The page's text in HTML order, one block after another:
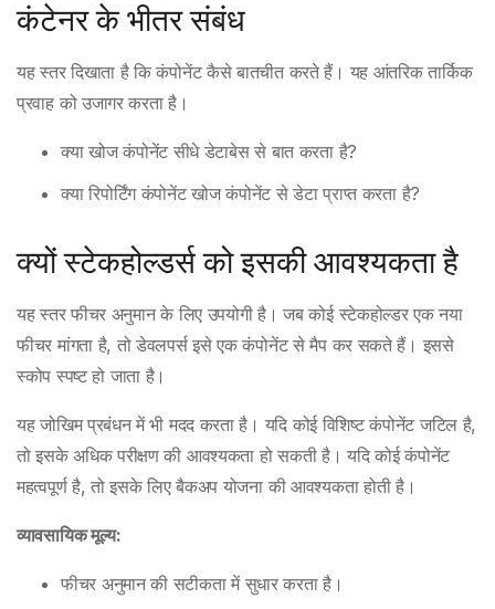
कंटेनर के भीतर संबंध
यह स्तर दिखाता है कि कंपोनेंट कैसे बातचीत करते हैं। यह आंतरिक तार्किक
प्रवाह को उजागर करता है।
क्या खोज कंपोनेंट सीधे डेटाबेस से बात करता है?
क्या रिपोर्टिंग कंपोनेंट खोज कंपोनेंट से डेटा प्राप्त करता है?
क्यों स्टेकहोल्डर्स को इसकी आवश्यकता है
यह स्तर फीचर अनुमान के लिए उपयोगी है। जब कोई स्टेकहोल्डर एक नया
फीचर मांगता है, तो डेवलपर्स इसे एक कंपोनेंट से मैप कर सकते हैं। इससे
स्कोप स्पष्ट हो जाता है।
यह जोखिम प्रबंधन में भी मदद करता है। यदि कोई विशिष्ट कंपोनेंट जटिल है,
तो इसके अधिक परीक्षण की आवश्यकता हो सकती है। यदि कोई कंपोनेंट
महत्वपूर्ण है, तो इसके लिए बैकअप योजना की आवश्यकता होती है।
व्यावसायिक मूल्य:
फीचर अनुमान की सटीकता में सुधार करता है।